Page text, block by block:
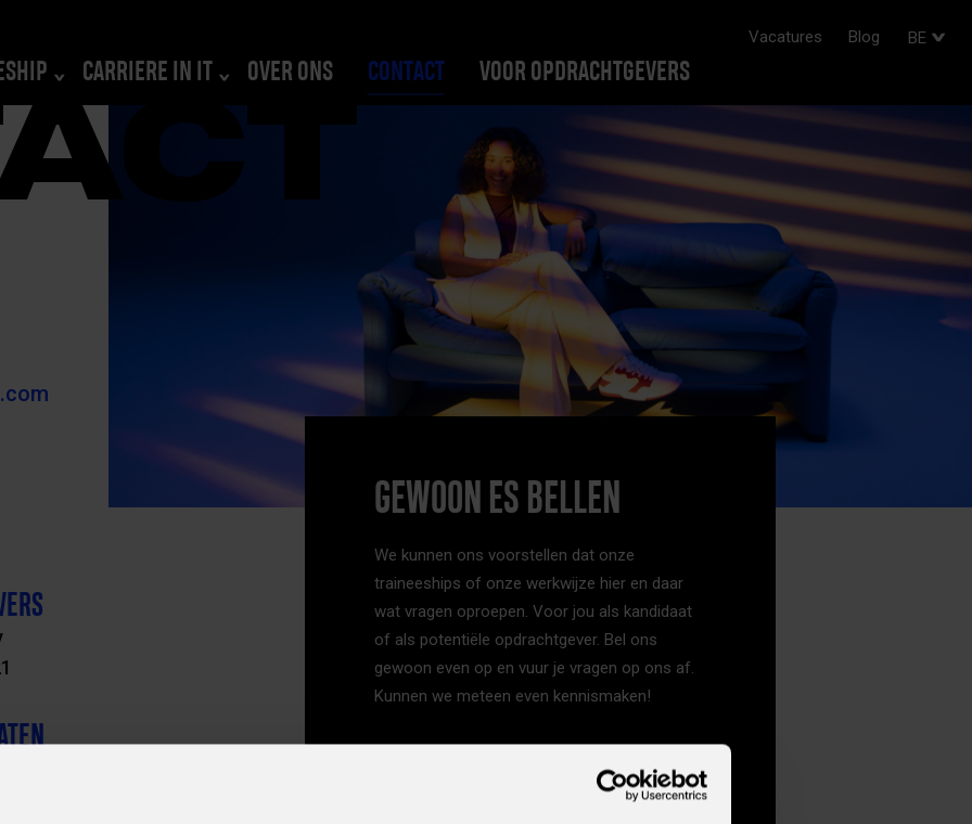
BE
Vacatures Blog
CARRIERE IN IT OVER ONS CONTACT VOOR OPDRACHTGEVERS
CT
GEWOON ES BELLEN
We kunnen ons voorstellen dat onze
traineeships of onze werkwijze hier en daar
wat vragen oproepen. Voor jou als kandidaat
of als potentiële opdrachtgever. Bel ons
gewoon even op en vuur je vragen op ons af.
Kunnen we meteen even kennismaken!